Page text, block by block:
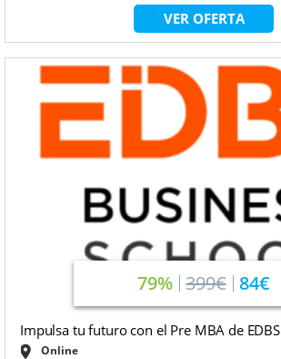
VER OFERTA
79% 399€ 84€
Impulsa tu futuro con el Pre MBA de EDBS
Online